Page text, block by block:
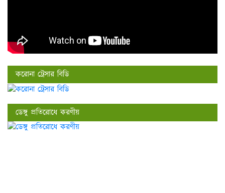
করোনা ট্রেসার বিডি
ডেঙ্গু প্রতিরোধে করণীয়